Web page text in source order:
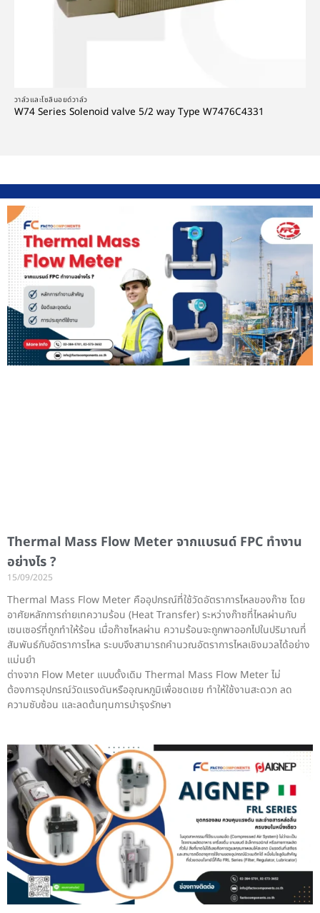
วาล์วและโซลินอยด์วาล์ว
W74 Series Solenoid valve 5/2 way Type W7476C4331
Thermal Mass Flow Meter จากแบรนด์ FPC ทำงาน
อย่างไร ?
15/09/2025
Thermal Mass Flow Meter คืออุปกรณ์ที่ใช้วัดอัตราการไหลของก๊าซ โดย
อาศัยหลักการถ่ายเทความร้อน (Heat Transfer) ระหว่างก๊าซที่ไหลผ่านกับ
เซนเซอร์ที่ถูกทำให้ร้อน เมื่อก๊าซไหลผ่าน ความร้อนจะถูกพาออกไปในปริมาณที่
สัมพันธ์กับอัตราการไหล ระบบจึงสามารถคำนวณอัตราการไหลเชิงมวลได้อย่าง
แม่นยำ
ต่างจาก Flow Meter แบบดั้งเดิม Thermal Mass Flow Meter ไม่
ต้องการอุปกรณ์วัดแรงดันหรืออุณหภูมิเพื่อชดเชย ทำให้ใช้งานสะดวก ลด
ความซับซ้อน และลดต้นทุนการบำรุงรักษา